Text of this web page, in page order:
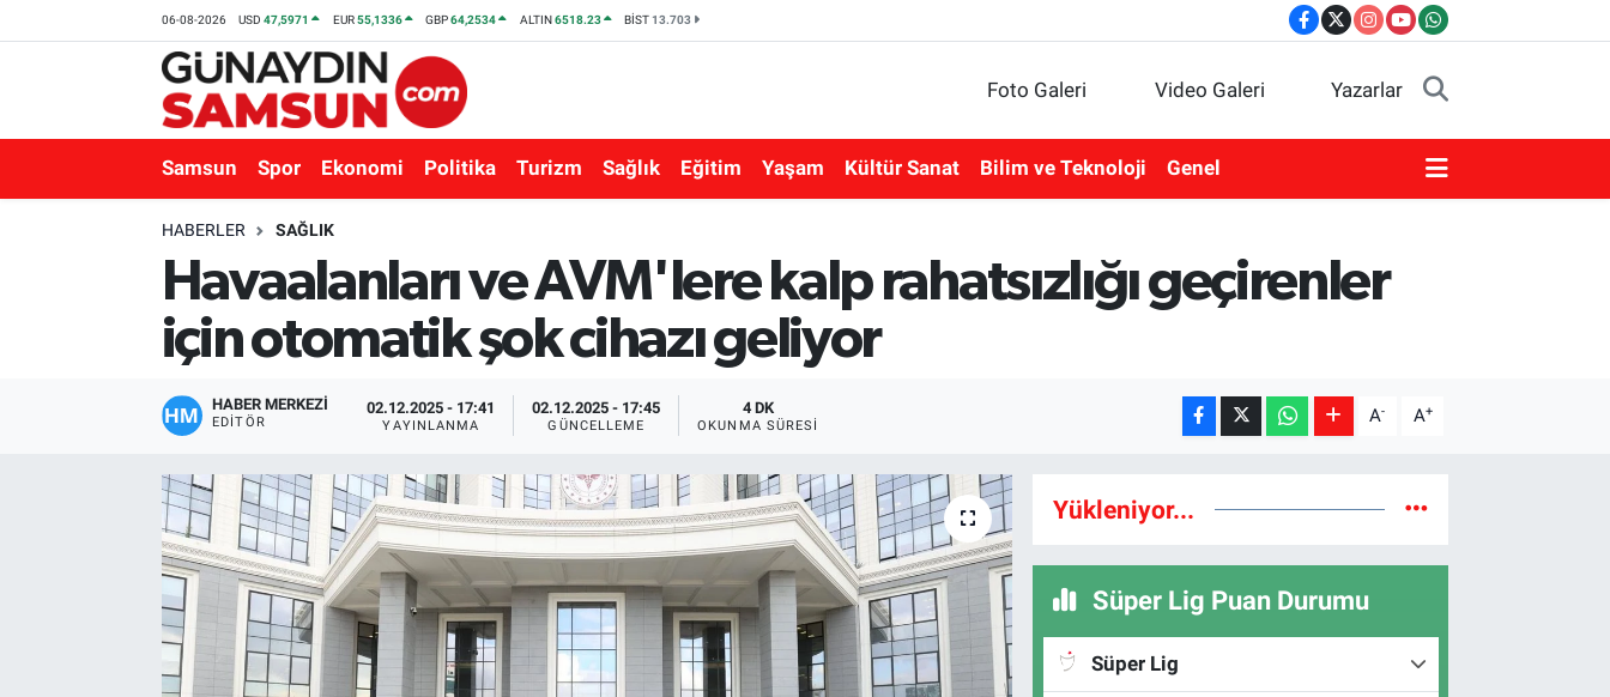
06-08-2026 USD47,5971 EUR55,1336 GBP64,2534 ALTIN6518.23 BİST13.703
Foto Galeri Video Galeri Yazarlar
Samsun Spor Ekonomi Politika Turizm Sağlık Eğitim Yaşam Kültür Sanat Bilim ve Teknoloji Genel
HABERLER SAĞLIK
Havaalanları ve AVM'lere kalp rahatsızlığı geçirenler
için otomatik şok cihazı geliyor
HABER MERKEZİ
EDITÖR
02.12.2025 - 17:41
YAYINLANMA
02.12.2025 - 17:45
GÜNCELLEME
4 DK
OKUNMA SÜRESI A- A+
Yükleniyor...
Süper Lig Puan Durumu
Süper Lig
Kültür Sanat
Bilim ve Teknoloji
Nöbetçi Eczaneler
Süper Lig Puan Durumu ve Fikstür
Tüm Manşetler
Son Dakika Haberleri